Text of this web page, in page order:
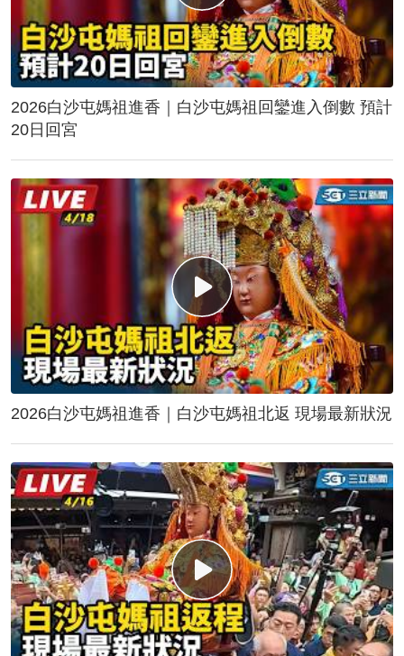
2026白沙屯媽祖進香｜白沙屯媽祖回鑾進入倒數 預計
20日回宮
2026白沙屯媽祖進香｜白沙屯媽祖北返 現場最新狀況